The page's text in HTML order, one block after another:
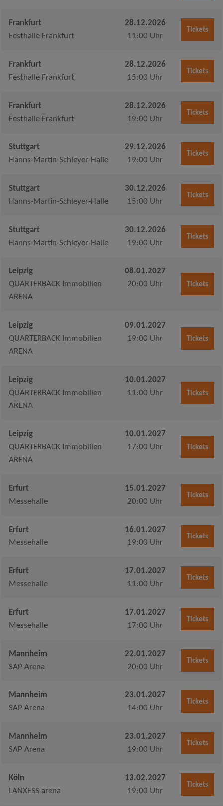
Frankfurt
Festhalle Frankfurt
28.12.2026
11:00 Uhr
Tickets
Frankfurt
Festhalle Frankfurt
28.12.2026
15:00 Uhr
Tickets
Frankfurt
Festhalle Frankfurt
28.12.2026
19:00 Uhr
Tickets
Stuttgart
Hanns-Martin-Schleyer-Halle
29.12.2026
19:00 Uhr
Tickets
Stuttgart
Hanns-Martin-Schleyer-Halle
30.12.2026
15:00 Uhr
Tickets
Stuttgart
Hanns-Martin-Schleyer-Halle
30.12.2026
19:00 Uhr
Tickets
Leipzig
QUARTERBACK Immobilien
ARENA
08.01.2027
20:00 Uhr
Tickets
Leipzig
QUARTERBACK Immobilien
ARENA
09.01.2027
19:00 Uhr
Tickets
Leipzig
QUARTERBACK Immobilien
ARENA
10.01.2027
11:00 Uhr
Tickets
Leipzig
QUARTERBACK Immobilien
ARENA
10.01.2027
17:00 Uhr
Tickets
Erfurt
Messehalle
15.01.2027
20:00 Uhr
Tickets
Erfurt
Messehalle
16.01.2027
19:00 Uhr
Tickets
Erfurt
Messehalle
17.01.2027
11:00 Uhr
Tickets
Erfurt
Messehalle
17.01.2027
17:00 Uhr
Tickets
Mannheim
SAP Arena
22.01.2027
20:00 Uhr
Tickets
Mannheim
SAP Arena
23.01.2027
14:00 Uhr
Tickets
Mannheim
SAP Arena
23.01.2027
19:00 Uhr
Tickets
Köln
LANXESS arena
13.02.2027
19:00 Uhr
Tickets